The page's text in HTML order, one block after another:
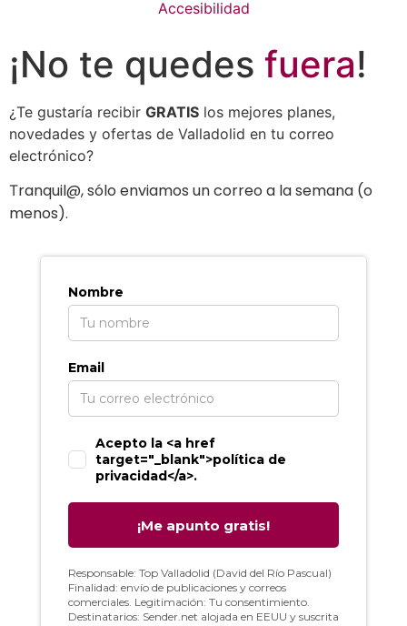
Accesibilidad
¡No te quedes fuera!
¿Te gustaría recibir GRATIS los mejores planes,
novedades y ofertas de Valladolid en tu correo
electrónico?
Tranquil@, sólo enviamos un correo a la semana (o
menos).